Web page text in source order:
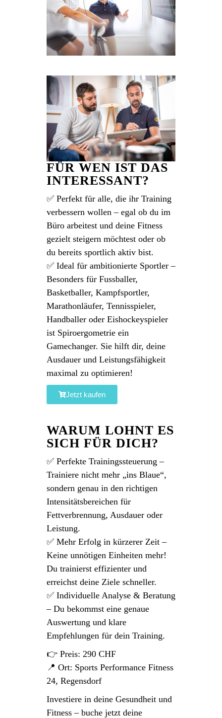
FÜR WEN IST DAS
INTERESSANT?
✅ Perfekt für alle, die ihr Training
verbessern wollen – egal ob du im
Büro arbeitest und deine Fitness
gezielt steigern möchtest oder ob
du bereits sportlich aktiv bist.
✅ Ideal für ambitionierte Sportler –
Besonders für Fussballer,
Basketballer, Kampfsportler,
Marathonläufer, Tennisspieler,
Handballer oder Eishockeyspieler
ist Spiroergometrie ein
Gamechanger. Sie hilft dir, deine
Ausdauer und Leistungsfähigkeit
maximal zu optimieren!
Jetzt kaufen
WARUM LOHNT ES
SICH FÜR DICH?
✅ Perfekte Trainingssteuerung –
Trainiere nicht mehr „ins Blaue“,
sondern genau in den richtigen
Intensitätsbereichen für
Fettverbrennung, Ausdauer oder
Leistung.
✅ Mehr Erfolg in kürzerer Zeit –
Keine unnötigen Einheiten mehr!
Du trainierst effizienter und
erreichst deine Ziele schneller.
✅ Individuelle Analyse & Beratung
– Du bekommst eine genaue
Auswertung und klare
Empfehlungen für dein Training.
👉 Preis: 290 CHF
📍 Ort: Sports Performance Fitness
24, Regensdorf
Investiere in deine Gesundheit und
Fitness – buche jetzt deine